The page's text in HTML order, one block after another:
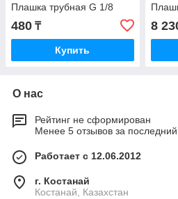
Плашка трубная G 1/8
480 ₸
Купить
8
О нас
Рейтинг не сформирован
Менее 5 отзывов за последний
Работает с 12.06.2012
г. Костанай
Костанай, Казахстан